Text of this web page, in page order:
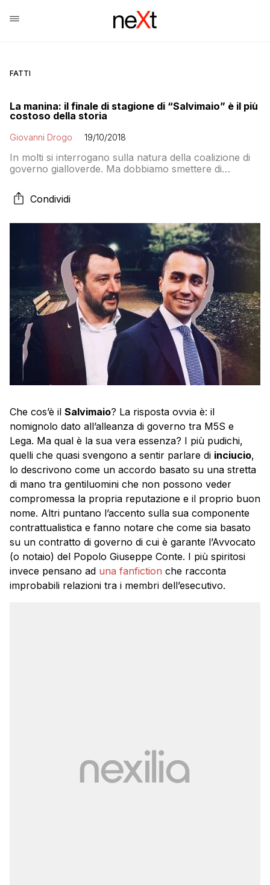
FATTI
La manina: il finale di stagione di “Salvimaio” è il più
costoso della storia
Giovanni Drogo 19/10/2018
In molti si interrogano sulla natura della coalizione di
governo gialloverde. Ma dobbiamo smettere di
guardiamo come se fosse una soap opera tutto
diventa più chiaro. Ed è per questo che il pubblico non
prima di un finale col botto che mandi il Paese a
Condividi
Che cos’è il Salvimaio? La risposta ovvia è: il
nomignolo dato all’alleanza di governo tra M5S e
Lega. Ma qual è la sua vera essenza? I più pudichi,
quelli che quasi svengono a sentir parlare di inciucio,
lo descrivono come un accordo basato su una stretta
di mano tra gentiluomini che non possono veder
compromessa la propria reputazione e il proprio buon
nome. Altri puntano l’accento sulla sua componente
contrattualistica e fanno notare che come sia basato
su un contratto di governo di cui è garante l’Avvocato
(o notaio) del Popolo Giuseppe Conte. I più spiritosi
invece pensano ad una fanfiction che racconta
improbabili relazioni tra i membri dell’esecutivo.